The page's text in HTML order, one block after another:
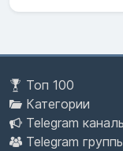
Топ 100
Категории
Telegram
Telegram